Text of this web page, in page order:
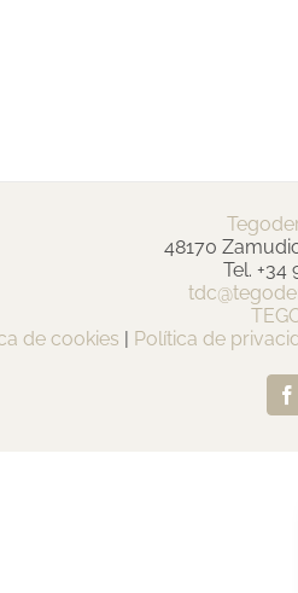
48170
Tel. +34
de cookies | Política de